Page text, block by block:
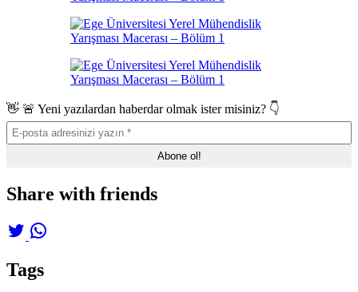
👋 🚨 Yeni yazılardan haberdar olmak ister misiniz? 👇
Share with friends
Tags